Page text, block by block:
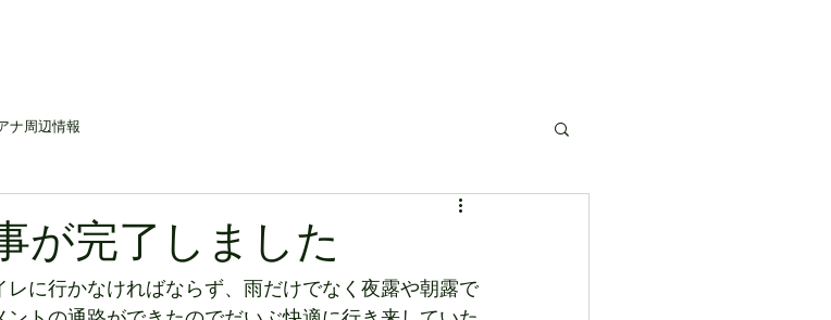
ナ周辺情報
が完了しました
に行かなければならず、雨だけでなく夜露や朝露で